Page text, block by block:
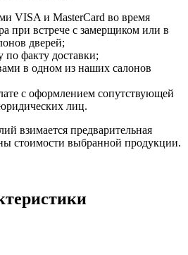
VISA и MasterCard во время
при встрече с замерщиком или в
дверей;
факту доставки;
в одном из наших салонов
с оформлением сопутствующей
лиц.
взимается предварительная
стоимости выбранной продукции.